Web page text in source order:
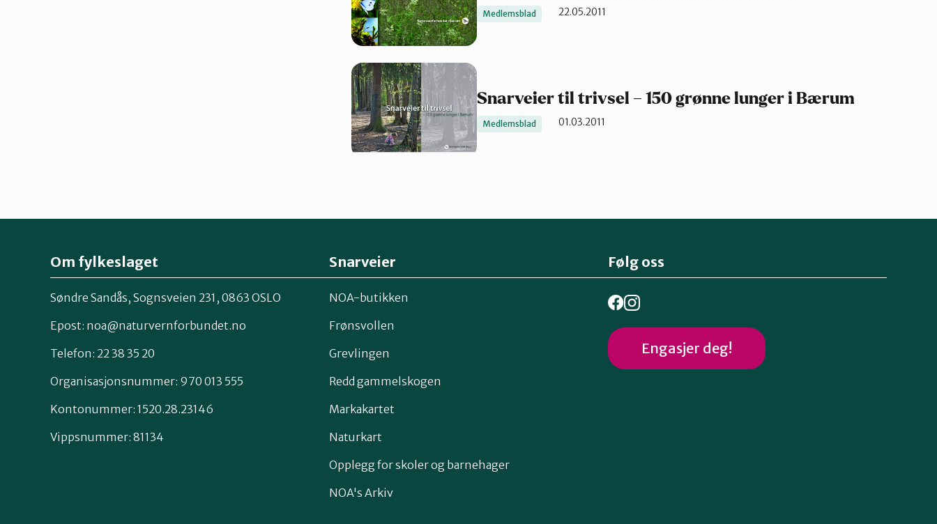
Medlemsblad 22.05.2011
Snarveier til trivsel – 150 grønne lunger i Bærum
Medlemsblad 01.03.2011
Om fylkeslaget
Søndre Sandås, Sognsveien 231, 0863 OSLO
Epost: noa@naturvernforbundet.no
Telefon: 22 38 35 20
Organisasjonsnummer: 970 013 555
Kontonummer: 1520.28.23146
Vippsnummer: 81134
Snarveier
NOA-butikken
Frønsvollen
Grevlingen
Redd gammelskogen
Markakartet
Naturkart
Opplegg for skoler og barnehager
NOA's Arkiv
Følg oss
Engasjer deg!